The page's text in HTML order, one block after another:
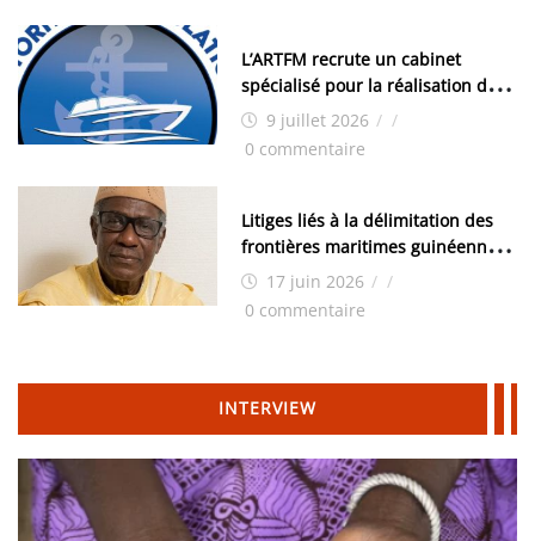
L’ARTFM recrute un cabinet
spécialisé pour la réalisation des
études techniques
9 juillet 2026 / /
0 commentaire
Litiges liés à la délimitation des
frontières maritimes guinéennes:
Idrissa Chérif écrit au ministre
des Hydrocarbures
17 juin 2026 / /
0 commentaire
INTERVIEW